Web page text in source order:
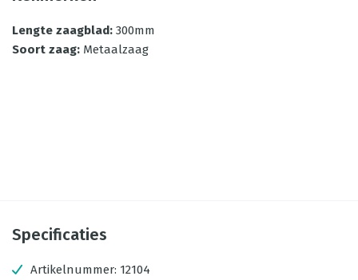
Lengte zaagblad: 300mm
Soort zaag: Metaalzaag
Specificaties
Artikelnummer: 12104